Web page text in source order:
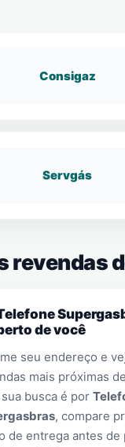
Consigaz
Servgás
revendas
de você
seu endereço e
mais próximas
sua busca é por
, compare
de entrega antes de